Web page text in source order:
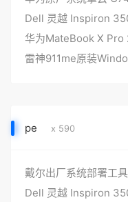
Dell 灵越 Inspiron
雷神911me原装
pe x 590
Dell 灵越 Inspiron